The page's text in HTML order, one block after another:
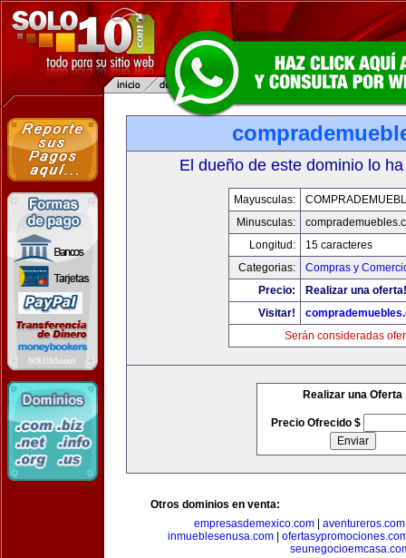
El dueño de este dominio lo
Mayusculas:
Minusculas:
Longitud:
15 caracteres
Categorias:
Compras y
Precio:
Realizar una oferta!
Visitar!
Serán consideradas
Realizar una Oferta
Precio Ofrecido $
Otros dominios en venta:
empresasdemexico.com| aventureros.com
inmueblesenusa.com|